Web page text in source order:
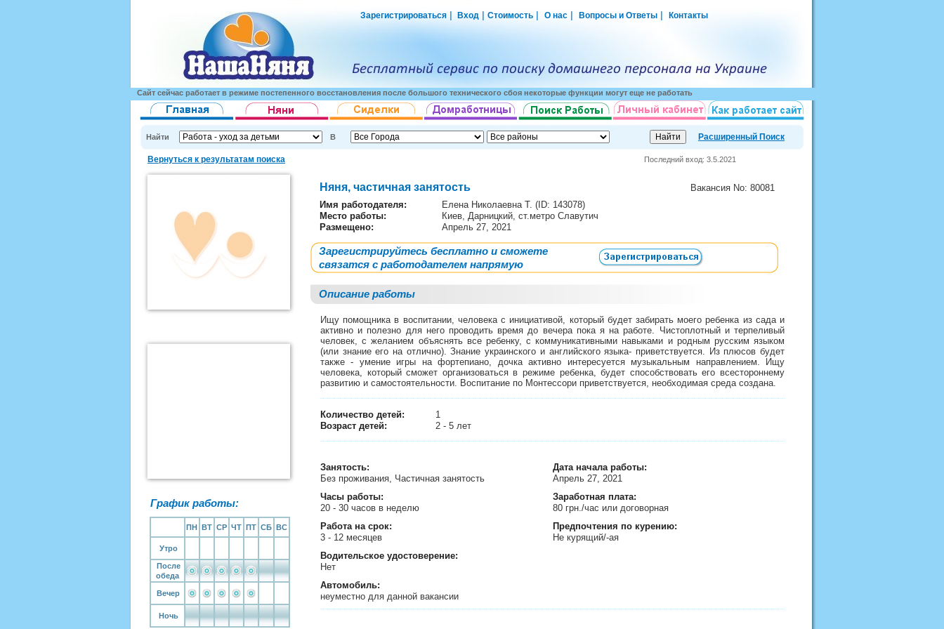
Зарегистрироваться Вход Стоимость О нас Вопросы и Ответы Контакты
Сайт сейчас работает в режиме постепенного восстановления после большого технического сбоя некоторые функции могут еще не работать
Найти В Расширенный Поиск
Вернуться к результатам поиска Последний вход: 3.5.2021
График работы:
ПН ВТ СР ЧТ ПТ СБ ВС
Утро
После
обеда
Вечер
Ночь
Няня, частичная занятость Вакансия No: 80081
Имя работодателя:
Елена Николаевна Т. (ID: 143078)
Место работы:
Киев, Дарницкий, ст.метро Славутич
Размещено:
Апрель 27, 2021
Зарегистрируйтесь бесплатно и сможете
связатся с работодателем напрямую
Описание работы
Ищу помощника в воспитании, человека с инициативой, который будет забирать моего ребенка из сада и
активно и полезно для него проводить время до вечера пока я на работе. Чистоплотный и терпеливый
человек, с желанием объяснять все ребенку, с коммуникативными навыками и родным русским языком
(или знание его на отлично). Знание украинского и английского языка- приветствуется. Из плюсов будет
также - умение игры на фортепиано, дочка активно интересуется музыкальным направлением. Ищу
человека, который сможет организоваться в режиме ребенка, будет способствовать его всестороннему
развитию и самостоятельности. Воспитание по Монтессори приветствуется, необходимая среда создана.
Количество детей:
1
Возраст детей:
2 - 5 лет
Занятость:
Без проживания, Частичная занятость
Часы работы:
20 - 30 часов в неделю
Работа на срок:
3 - 12 месяцев
Водительское удостоверение:
Нет
Автомобиль:
неуместно для данной вакансии
Дата начала работы:
Апрель 27, 2021
Заработная плата:
80 грн./час или договорная
Предпочтения по курению:
Не курящий/-ая